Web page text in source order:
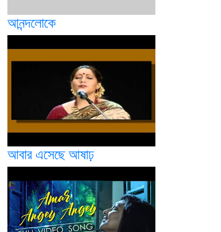
আনন্দলোকে
আবার এসেছে আষাঢ়